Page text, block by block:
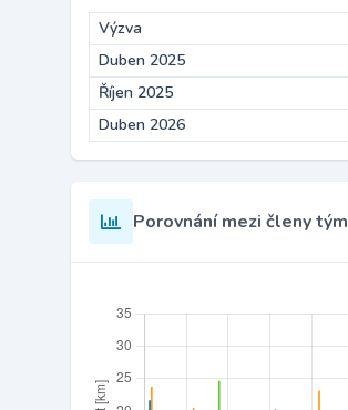
Výzva
Duben 2025
Říjen 2025
Duben 2026
Porovnání mezi členy